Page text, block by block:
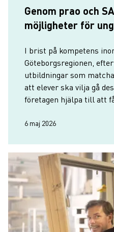
Genom prao och
möjligheter för
I brist på kompetens
Göteborgsregionen,
utbildningar som
att elever ska vilja gå
företagen hjälpa till att
introducera branschen f…
6 maj 2026